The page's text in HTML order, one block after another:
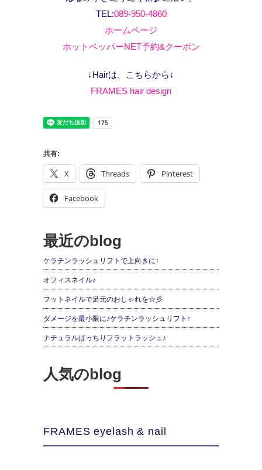
TEL:089-950-4860
ホームページ
ホットペッパーNET予約&クーポン
↓Hairは、こちらから↓
FRAMES hair design
共有:
X Threads Pinterest
Facebook
最近のblog
ケラチンラッシュリフトで上向きに↑
オフィスネイル♪
フットネイルで足元のおしゃれを☆彡
ダメージを最小限に♪ケラチンラッシュリフト↑
ナチュラルぱっちりフラットラッシュ♪
人気のblog
FRAMES eyelash & nail